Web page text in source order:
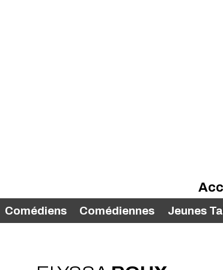
Comédiens Comédiennes Jeunes